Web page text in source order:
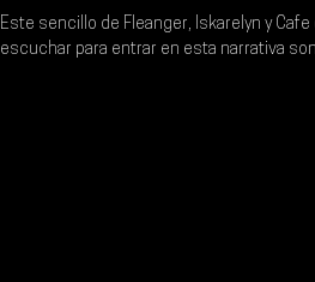
Este sencillo de Fleanger, Iskarelyn y Cafe
escuchar para entrar en esta narrativa